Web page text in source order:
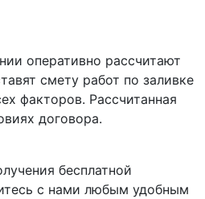
оперативно рассчитают
смету работ по заливке
факторов. Рассчитанная
договора.
бесплатной
с нами любым удобным